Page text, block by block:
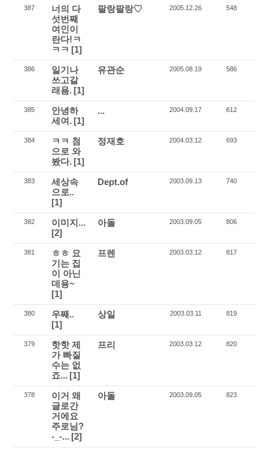
387
너의 다
섯번째
여인이
란다!ㅋ
ㅋㅋ [1]
팔랑팔랑♡ 2005.12.26 548
386
일기나
쓰고갈
래욤. [1]
유관순 2005.08.19 586
385
안녕하
세여. [1]
... 2004.09.17 612
384
ㅋㅋ 첨
으로 와
봤다. [1]
정재호 2004.03.12 693
383
세상속
으로..
[1]
Dept.of 2003.09.13 740
382
이미지...
[2]
아돌 2003.09.05 806
381
ㅎㅎ 요
기는 집
이 아닌
데용~
[1]
프렌 2003.03.12 817
380
우째..
[1]
상일 2003.03.11 819
379
핫핫 제
가 빠질
수는 없
죠... [1]
프리 2003.03.12 820
378
이거 왜
글로간
거에요
주로님?
-_-... [2]
아돌 2003.09.05 823